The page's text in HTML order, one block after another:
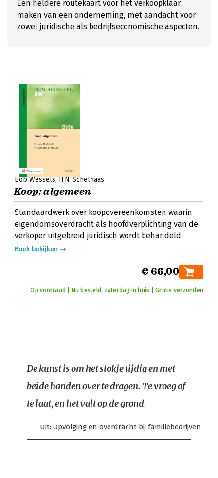
Een heldere routekaart voor het verkoopklaar
maken van een onderneming, met aandacht voor
zowel juridische als bedrijfseconomische aspecten.
Bob Wessels H.N. Schelhaas
Koop: algemeen
Standaardwerk over koopovereenkomsten waarin
eigendomsoverdracht als hoofdverplichting van de
verkoper uitgebreid juridisch wordt behandeld.
Boek bekijken
€ 66,00
Op voorraad | Nu besteld, zaterdag in huis | Gratis verzonden
De kunst is om het stokje tijdig en met
beide handen over te dragen. Te vroeg of
te laat, en het valt op de grond.
Uit: Opvolging en overdracht bij familiebedrijven